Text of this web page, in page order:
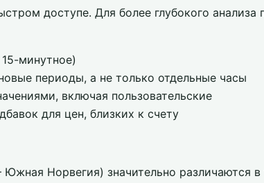
доступе. Для более глубокого
минутное)
периоды, а не только отдельные часы
включая пользовательские
для цен, близких к счету
Норвегия) значительно различаются